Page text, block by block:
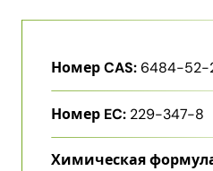
Номер CAS:6484-52-
Номер EC: 229-347-8
Химическая